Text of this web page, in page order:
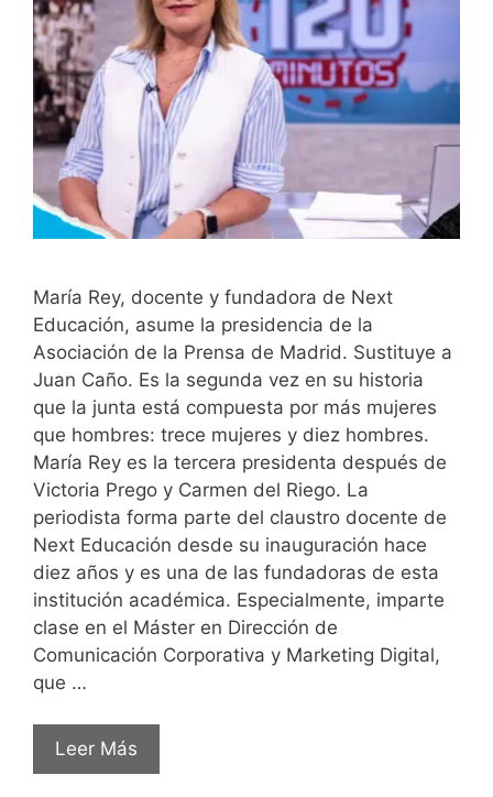
María Rey, docente y fundadora de Next
Educación, asume la presidencia de la
Asociación de la Prensa de Madrid. Sustituye a
Juan Caño. Es la segunda vez en su historia
que la junta está compuesta por más mujeres
que hombres: trece mujeres y diez hombres.
María Rey es la tercera presidenta después de
Victoria Prego y Carmen del Riego. La
periodista forma parte del claustro docente de
Next Educación desde su inauguración hace
diez años y es una de las fundadoras de esta
institución académica. Especialmente, imparte
clase en el Máster en Dirección de
Comunicación Corporativa y Marketing Digital,
que …
Leer Más